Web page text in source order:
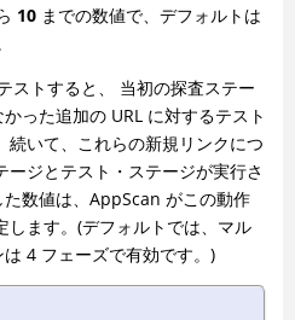
10までの数値で、デフォルトは
ストすると、 当初の探査ステー
った追加の URL に対するテスト
続いて、これらの新規リンクにつ
ージとテスト・ステージが実行さ
数値は、 AppScan がこの動作
します。(デフォルトでは、マル
4 フェーズで有効です。)